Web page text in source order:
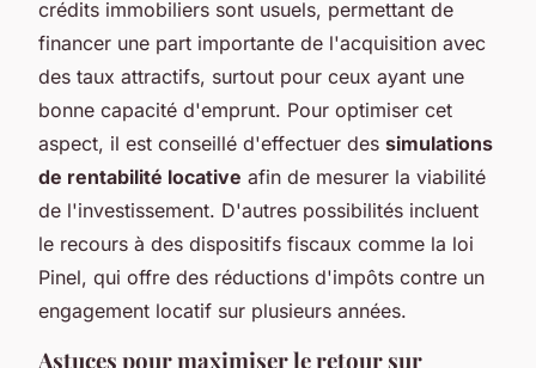
crédits immobiliers sont usuels, permettant de
financer une part importante de l'acquisition avec
des taux attractifs, surtout pour ceux ayant une
bonne capacité d'emprunt. Pour optimiser cet
aspect, il est conseillé d'effectuer des simulations
de rentabilité locative afin de mesurer la viabilité
de l'investissement. D'autres possibilités incluent
le recours à des dispositifs fiscaux comme la loi
Pinel, qui offre des réductions d'impôts contre un
engagement locatif sur plusieurs années.
Astuces pour maximiser le retour sur